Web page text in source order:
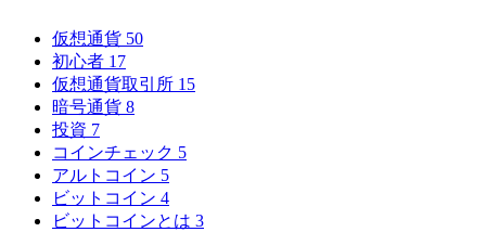
仮想通貨 50
初心者 17
仮想通貨取引所 15
暗号通貨 8
投資 7
コインチェック 5
アルトコイン 5
ビットコイン 4
ビットコインとは 3